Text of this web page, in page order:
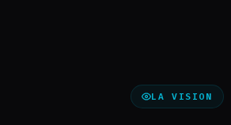
LA VISION